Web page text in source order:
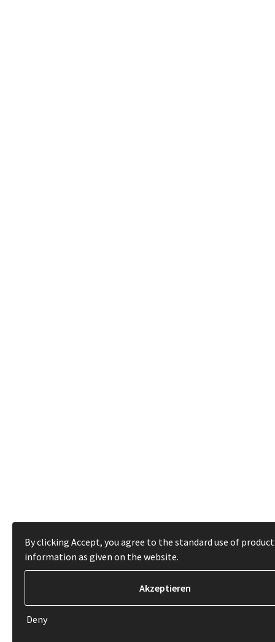
By clicking Accept, you agree to the standard use of product
information as given on the website.
Deny